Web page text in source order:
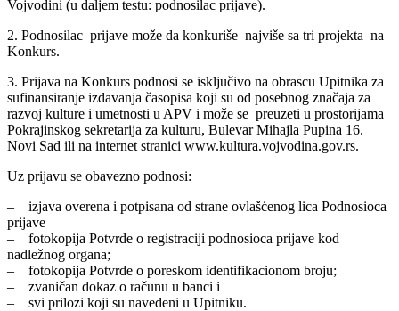
Vojvodini (u daljem testu: podnosilac prijave).
2. Podnosilac prijave može da konkuriše najviše sa tri projekta na
Konkurs.
3. Prijava na Konkurs podnosi se isključivo na obrascu Upitnika za
sufinansiranje izdavanja časopisa koji su od posebnog značaja za
razvoj kulture i umetnosti u APV i može se preuzeti u prostorijama
Pokrajinskog sekretarija za kulturu, Bulevar Mihajla Pupina 16.
Novi Sad ili na internet stranici www.kultura.vojvodina.gov.rs.
Uz prijavu se obavezno podnosi:
– izjava overena i potpisana od strane ovlašćenog lica Podnosioca
prijave
– fotokopija Potvrde o registraciji podnosioca prijave kod
nadležnog organa;
– fotokopija Potvrde o poreskom identifikacionom broju;
– zvaničan dokaz o računu u banci i
– svi prilozi koji su navedeni u Upitniku.